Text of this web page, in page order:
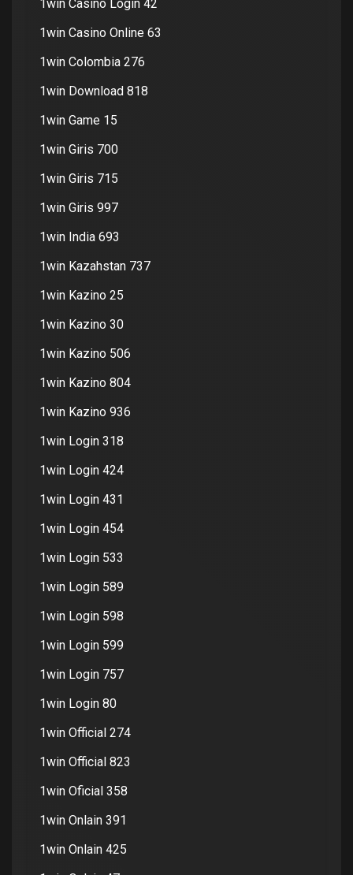
1win Casino Login 42
1win Casino Online 63
1win Colombia 276
1win Download 818
1win Game 15
1win Giris 700
1win Giris 715
1win Giris 997
1win India 693
1win Kazahstan 737
1win Kazino 25
1win Kazino 30
1win Kazino 506
1win Kazino 804
1win Kazino 936
1win Login 318
1win Login 424
1win Login 431
1win Login 454
1win Login 533
1win Login 589
1win Login 598
1win Login 599
1win Login 757
1win Login 80
1win Official 274
1win Official 823
1win Oficial 358
1win Onlain 391
1win Onlain 425